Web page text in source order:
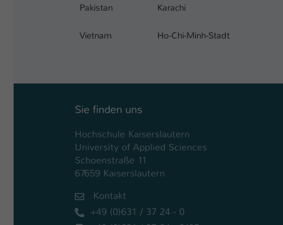
Pakistan Karachi
Vietnam Ho-Chi-Minh-Stadt
Sie finden uns
Hochschule Kaiserslautern
University of Applied Sciences
Schoenstraße 11
67659 Kaiserslautern
Kontakt
+49 (0)631 / 37 24 - 0